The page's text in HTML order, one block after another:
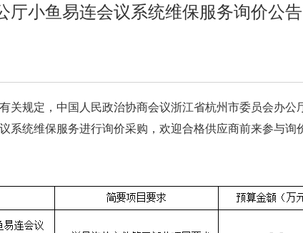
厅小鱼易连会议系统维保服务询价公告
关规定，中国人民政治协商会议浙江省杭州市委员会办公
系统维保服务进行询价采购，欢迎合格供应商前来参与询